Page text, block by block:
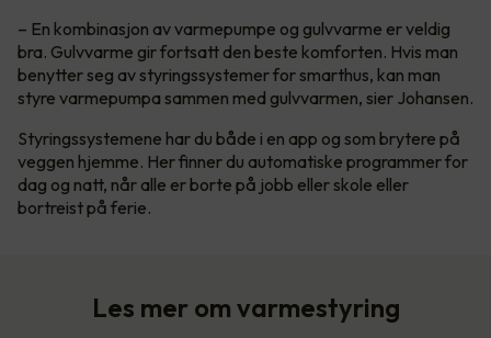
– En kombinasjon av varmepumpe og gulvvarme er veldig
bra. Gulvvarme gir fortsatt den beste komforten. Hvis man
benytter seg av styringssystemer for smarthus, kan man
styre varmepumpa sammen med gulvvarmen, sier Johansen.
Styringssystemene har du både i en app og som brytere på
veggen hjemme. Her finner du automatiske programmer for
dag og natt, når alle er borte på jobb eller skole eller
bortreist på ferie.
Les mer om varmestyring